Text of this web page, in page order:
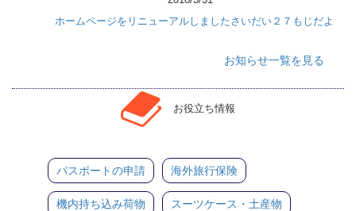
ホームページをリニューアルしましたさいだい２７もじだよ
お知らせ一覧を見る
お役立ち情報
パスポートの申請 海外旅行保険
機内持ち込み荷物 スーツケース・土産物